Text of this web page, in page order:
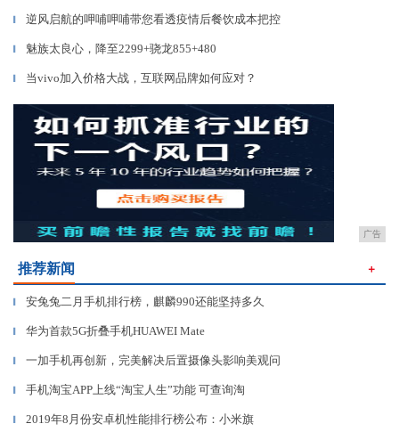
▎ 逆风启航的呷哺呷哺带您看透疫情后餐饮成本把控
▎ 魅族太良心，降至2299+骁龙855+480
▎ 当vivo加入价格大战，互联网品牌如何应对？
广告
推荐新闻 ＋
▎ 安兔兔二月手机排行榜，麒麟990还能坚持多久
▎ 华为首款5G折叠手机HUAWEI Mate
▎ 一加手机再创新，完美解决后置摄像头影响美观问
▎ 手机淘宝APP上线“淘宝人生”功能 可查询淘
▎ 2019年8月份安卓机性能排行榜公布：小米旗